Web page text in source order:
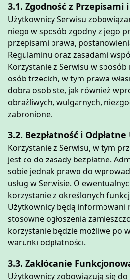
3.1. Zgodność z Przepisami
Użytkownicy Serwisu
niego w sposób zgodny z jego
przepisami prawa,
Regulaminu oraz zasadami
Korzystanie z Serwisu w
osób trzecich, w tym prawa
dobra osobiste, jak również
obraźliwych, wulgarnych,
zabronione.
3.2. Bezpłatność i Odpłatne
Korzystanie z Serwisu, w tym
jest co do zasady bezpłatne.
sobie jednak prawo do
usług w Serwisie. O
korzystanie z określonych
Użytkownicy będą informowani
stosowne ogłoszenia
korzystanie będzie możliwe po
warunki odpłatności.
3.3. Zakłócanie
Użytkownicy zobowiązują się